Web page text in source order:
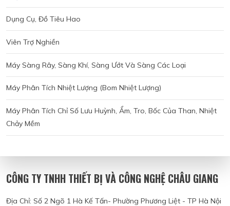
Dụng Cụ, Đồ Tiêu Hao
Viên Trợ Nghiền
Máy Sàng Rây, Sàng Khí, Sàng Ướt Và Sàng Các Loại
Máy Phân Tích Nhiệt Lượng (bom Nhiệt Lượng)
Máy Phân Tích Chỉ Số Lưu Huỳnh, Ẩm, Tro, Bốc Của Than, Nhiệt
Chảy Mềm
CÔNG TY TNHH THIẾT BỊ VÀ CÔNG NGHỆ CHÂU GIANG
Địa Chỉ: Số 2 Ngõ 1 Hà Kế Tấn- Phường Phương Liệt - TP Hà Nội